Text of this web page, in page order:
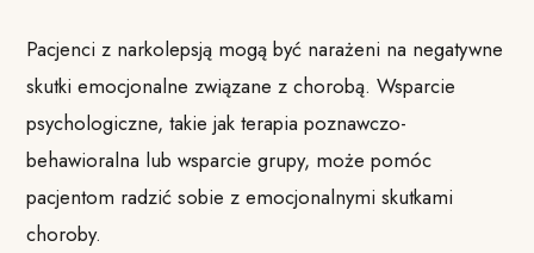
Pacjenci z narkolepsją mogą być narażeni na negatywne
skutki emocjonalne związane z chorobą. Wsparcie
psychologiczne, takie jak terapia poznawczo-
behawioralna lub wsparcie grupy, może pomóc
pacjentom radzić sobie z emocjonalnymi skutkami
choroby.